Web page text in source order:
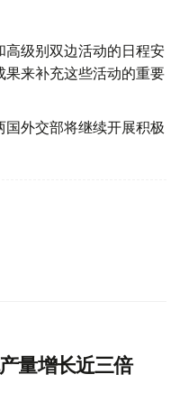
级别双边活动的日程安
来补充这些活动的重要
外交部将继续开展积极
量增长近三倍